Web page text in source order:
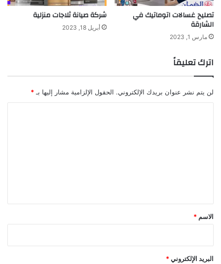
تصليح غسالات اتوماتيك في
الشارقة
مارس 1, 2023
شركة صيانة ثلاجات منزلية
أبريل 18, 2023
اترك تعليقاً
لن يتم نشر عنوان بريدك الإلكتروني. الحقول الإلزامية مشار إليها بـ *
*
الاسم *
البريد الإلكتروني *